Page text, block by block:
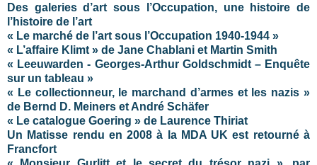
Des galeries d’art sous l’Occupation, une histoire de
l’histoire de l’art
« Le marché de l’art sous l’Occupation 1940-1944 »
« L’affaire Klimt » de Jane Chablani et Martin Smith
« Leeuwarden - Georges-Arthur Goldschmidt – Enquête
sur un tableau »
« Le collectionneur, le marchand d’armes et les nazis »
de Bernd D. Meiners et André Schäfer
« Le catalogue Goering » de Laurence Thiriat
Un Matisse rendu en 2008 à la MDA UK est retourné à
Francfort